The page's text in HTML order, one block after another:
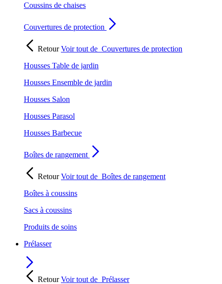
Coussins de chaises
Couvertures de protection
RetourVoir tout de Couvertures de protection
Housses Table de jardin
Housses Ensemble de jardin
Housses Salon
Housses Parasol
Housses Barbecue
Boîtes de rangement
RetourVoir tout de Boîtes de rangement
Boîtes à coussins
Sacs à coussins
Produits de soins
Prélasser
RetourVoir tout de Prélasser